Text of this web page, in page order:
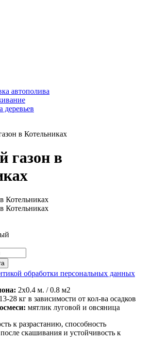
автополива
деревьев
в Котельниках
газон в
обработки персональных данных
2х0.4 м. / 0.8 м2
13-28 кг в зависимости от кол-ва осадков
мятлик луговой и овсяница
к разрастанию, способность
после скашивания и устойчивость к